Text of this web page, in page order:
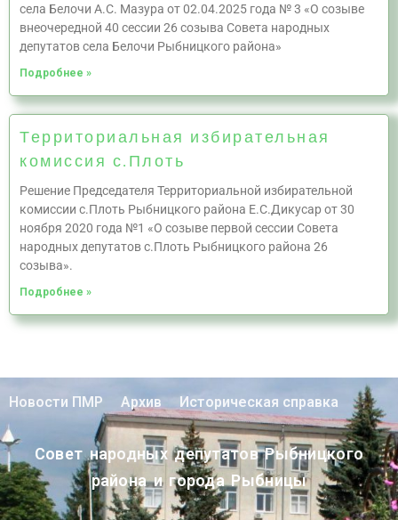
села Белочи А.С. Мазура от 02.04.2025 года № 3 «О созыве
внеочередной 40 сессии 26 созыва Совета народных
депутатов села Белочи Рыбницкого района»
Подробнее »
Территориальная избирательная
комиссия с.Плоть
Решение Председателя Территориальной избирательной
комиссии с.Плоть Рыбницкого района Е.С.Дикусар от 30
ноября 2020 года №1 «О созыве первой сессии Совета
народных депутатов с.Плоть Рыбницкого района 26
созыва».
Подробнее »
Новости ПМР Архив Историческая справка
Совет народных депутатов Рыбницкого
района и города Рыбницы